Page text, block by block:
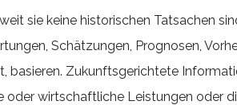
sie keine historischen Tatsachen
Schätzungen, Prognosen,
basieren. Zukunftsgerichtete
wirtschaftliche Leistungen oder